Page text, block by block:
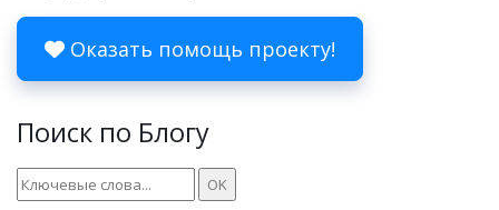
Оказать помощь проекту!
Поиск по Блогу